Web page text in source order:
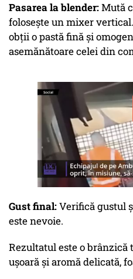
Pasarea la blender:Mută
folosește un mixer
obții o pastă fină și
asemănătoare celei din
Gust final:Verifică gustul
este nevoie.
Rezultatul este o
ușoară și aromă delicată,